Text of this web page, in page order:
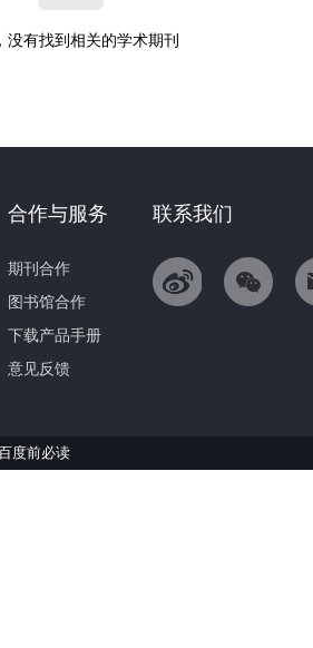
没有找到相关的学术期刊
联系我们
合作与服务
期刊合作
图书馆合作
下载产品手册
意见反馈
度前必读